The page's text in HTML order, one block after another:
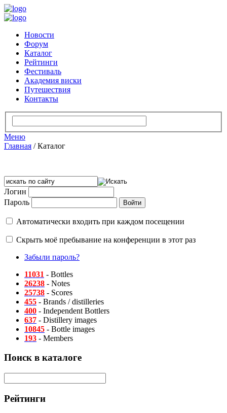
Новости
Форум
Каталог
Рейтинги
Фестиваль
Академия виски
Путешествия
Контакты
Меню
Главная /Каталог
Логин
Пароль
Автоматически входить при каждом посещении
Скрыть моё пребывание на конференции в этот раз
Забыли пароль?
11031 - Bottles
26238 - Notes
25738 - Scores
455 - Brands / distilleries
400 - Independent Bottlers
637 - Distillery images
10845 - Bottle images
193 - Members
Поиск в каталоге
Рейтинги